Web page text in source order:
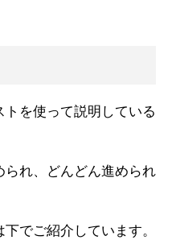
を使って説明している
れ、どんどん進められ
でご紹介しています。